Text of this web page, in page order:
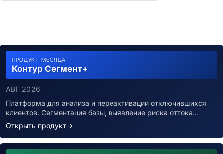
ПРОДУКТ МЕСЯЦА
Контур Сегмент+
АВГ 2026
Платформа для анализа и переактивации отключившихся
клиентов. Сегментация базы, выявление риска оттока…
Открыть продукт→